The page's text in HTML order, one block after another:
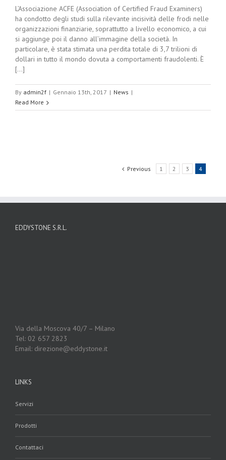
L’Associazione ACFE (Association of Certified Fraud Examiners)
ha condotto degli studi sulla rilevante incisività delle frodi nelle
organizzazioni finanziarie, soprattutto a livello economico, a cui
si aggiunge poi il danno all’immagine della società. In
particolare, è stata stimata una perdita totale di 3,7 trilioni di
dollari in tutto il mondo dovuta a comportamenti fraudolenti. È
[...]
By admin2f | Gennaio 13th, 2017 | News |
Read More
Previous 1 2 3 4
EDDYSTONE S.R.L.
Via della Moscova 40/7 – Milano
Tel: 02 657 2823
Email: direzione@eddystone.it
LINKS
Servizi
Prodotti
Contattaci